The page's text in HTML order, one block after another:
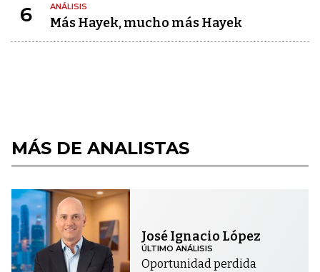
6 ANÁLISIS
Más Hayek, mucho más Hayek
MÁS DE ANALISTAS
José Ignacio López
ÚLTIMO ANÁLISIS
Oportunidad perdida